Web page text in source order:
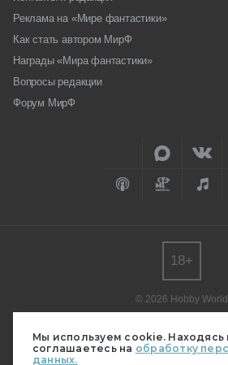
Мы используем cookie. Находясь
соглашаетесь на обработку
данных.
Реклама на «Мире фантастики»
Как стать автором МирФ
Награды «Мира фантастики»
Вопросы редакции
Форум МирФ
© 2026 Hobby World
редакции.
Мнение авторов может не совпадать с
18+